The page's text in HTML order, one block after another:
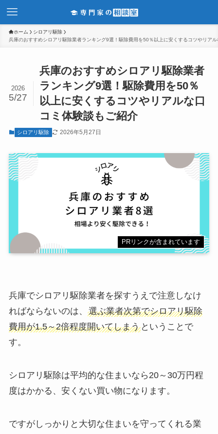
ホーム
シロアリ駆除
兵庫のおすすめシロアリ駆除業者ランキング9選！駆除費用を50％以上に安くするコツやリア
兵庫のおすすめシロアリ駆除業者
ランキング9選！駆除費用を50％
以上に安くするコツやリアルな口
コミ体験談もご紹介
2026
5/27
シロアリ駆除 2026年5月27日
PRリンクが含まれています
兵庫でシロアリ駆除業者を探すうえで注意しなけ
ればならないのは、 選ぶ業者次第でシロアリ駆除
費用が1.5～2倍程度開いてしまうということで
す。
シロアリ駆除は平均的な住まいなら20～30万円程
度はかかる、安くない買い物になります。
ですがしっかりと大切な住まいを守ってくれる業